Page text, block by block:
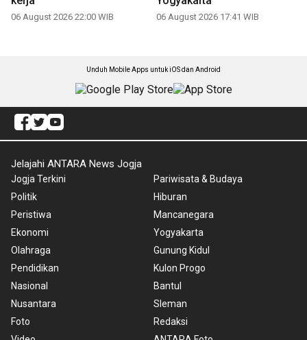
06 August 2026 22:00 WIB 06 August 2026 17:41 WIB
Unduh Mobile Apps untuk iOS dan Android
Jelajahi ANTARA News Jogja
Jogja Terkini
Politik
Peristiwa
Ekonomi
Olahraga
Pendidikan
Nasional
Nusantara
Foto
Pariwisata & Budaya
Hiburan
Mancanegara
Yogyakarta
Gunung Kidul
Kulon Progo
Bantul
Sleman
Redaksi